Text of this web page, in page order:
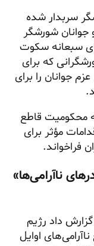
سربدار شده
جوانان شورشگر
سبعانه سکوت
که برای
جوانان را برای
محکومیت قاطع
مؤثر برای
فراخواند.
ناآرامی‌ها»
داد رژیم
اوایل